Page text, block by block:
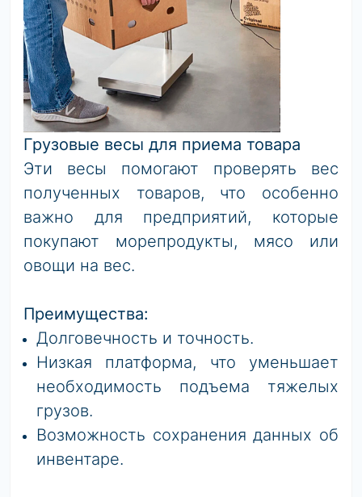
Грузовые весы для приема товара
Эти весы помогают проверять вес
полученных товаров, что особенно
важно для предприятий, которые
покупают морепродукты, мясо или
овощи на вес.
Преимущества:
Долговечность и точность.
Низкая платформа, что уменьшает
необходимость подъема тяжелых
грузов.
Возможность сохранения данных об
инвентаре.